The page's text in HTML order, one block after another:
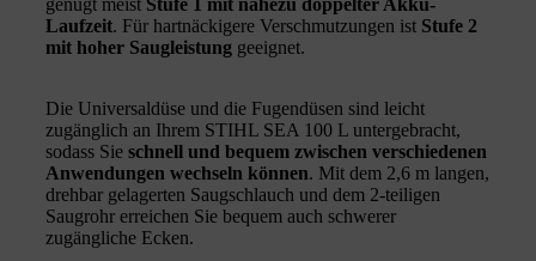
Laufzeit. Für hartnäckigere Verschmutzungen ist Stufe 2
mit hoher Saugleistung geeignet.
Die Universaldüse und die Fugendüsen sind leicht
zugänglich an Ihrem STIHL SEA 100 L untergebracht,
sodass Sie schnell und bequem zwischen verschiedenen
Anwendungen wechseln können. Mit dem 2,6 m langen,
drehbar gelagerten Saugschlauch und dem 2-teiligen
Saugrohr erreichen Sie bequem auch schwerer
zugängliche Ecken.